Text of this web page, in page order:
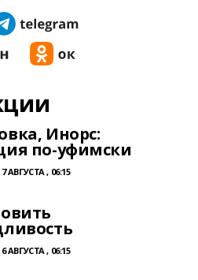
Инорс:
по-уфимски
7 АВГУСТА , 06:15
6 АВГУСТА , 06:15